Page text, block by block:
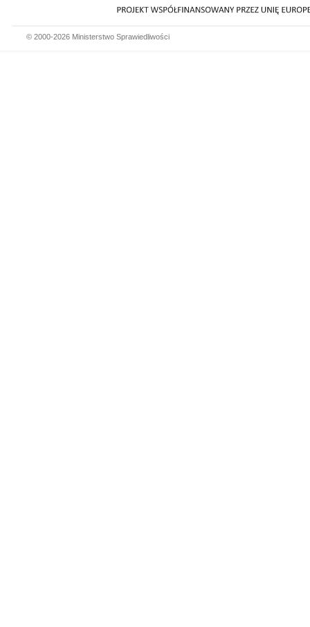
© 2000-2026 Ministerstwo Sprawiedliwości